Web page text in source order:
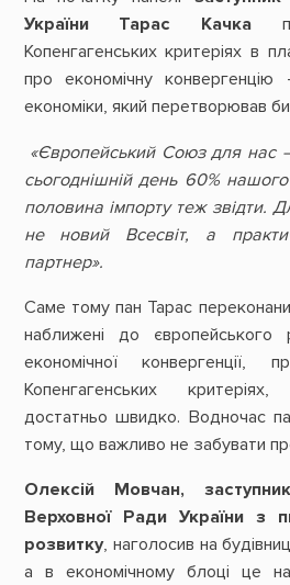
України Тарас Качка
Копенгагенських критеріях в
про економічну
економіки, який перетворював
«Європейський Союз для нас
сьогоднішній день 60%
половина імпорту теж звідти.
не новий Всесвіт, а
партнер».
Саме тому пан Тарас
наближені до європейського
економічної
Копенгагенських
достатньо швидко. Водночас
тому, що важливо не забувати
Олексій Мовчан,
Верховної Ради України з
розвитку, наголосив на
а в економічному блоці це